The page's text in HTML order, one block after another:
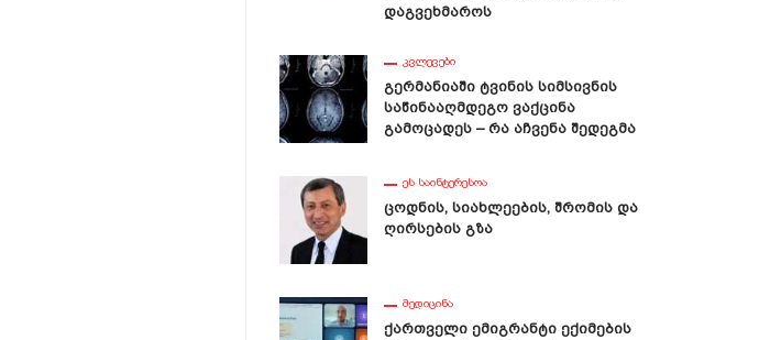
Დაგვეხმაროს
ᲙᲕᲚᲔᲕᲔᲑᲘ
Გერმანიაში Ტვინის Სიმსივნის
Საწინააღმდეგო Ვაქცინა
Გამოცადეს – Რა Აჩვენა Შედეგმა
ᲔᲡ ᲡᲐᲘᲜᲢᲔᲠᲔᲡᲝᲐ
Ცოდნის, Სიახლეების, Შრომის Და
Ღირსების Გზა
ᲛᲔᲓᲘᲪᲘᲜᲐ
Ქართველი Ემიგრანტი Ექიმების